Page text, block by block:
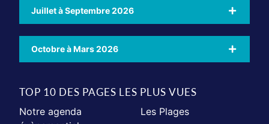
Juillet à Septembre 2026
Octobre à Mars 2026
TOP 10 DES PAGES LES PLUS VUES
Notre agenda
Les Plages